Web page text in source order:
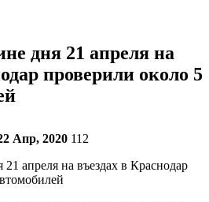
дня 21 апреля на
проверили около 5
Апр, 2020 112